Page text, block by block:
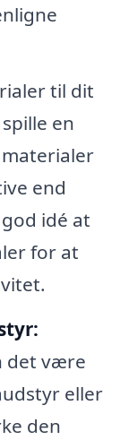
til dit
en
end
idé at
for at
det være
eller
den